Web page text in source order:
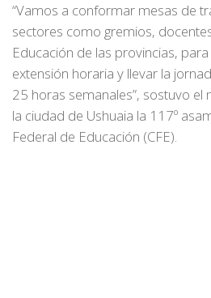
“Vamos a conformar mesas de
sectores como gremios,
Educación de las provincias,
extensión horaria y llevar la
25 horas semanales”, sostuvo el
la ciudad de Ushuaia la 117º
Federal de Educación (CFE).